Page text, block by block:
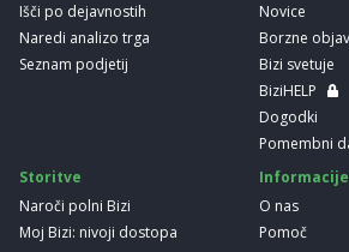
Išči po dejavnostih
Naredi analizo trga
Seznam podjetij
Novice
Borzne
Bizi svetuje
BiziHELP
Dogodki
Pomembni
Storitve
Naroči polni Bizi
Moj Bizi: nivoji dostopa
Informacije
O nas
Pomoč